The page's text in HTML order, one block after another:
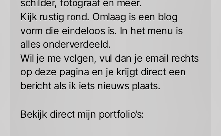
schilder, fotograaf en meer.
Kijk rustig rond. Omlaag is een blog
vorm die eindeloos is. In het menu is
alles onderverdeeld.
Wil je me volgen, vul dan je email rechts
op deze pagina en je krijgt direct een
bericht als ik iets nieuws plaats.
Bekijk direct mijn portfolio’s: